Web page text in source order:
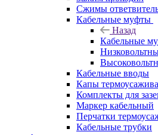
Сжимы
Кабельные муфты
Назад
Кабельные
Кабельные вводы
Капы
Комплекты для
Маркер кабельный
Перчатки
Кабельные трубки